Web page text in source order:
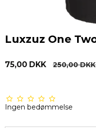
Luxzuz One
75,00 DKK 250,00 DKK
Ingen bedømmelse